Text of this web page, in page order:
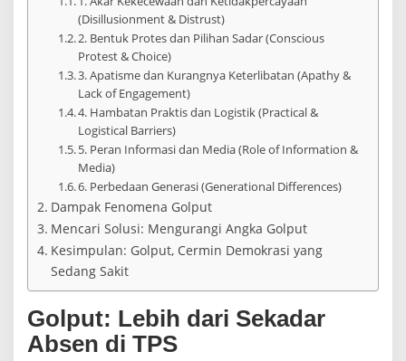
r
-
a
k
a
K
e
t
i
a
p
e
d
a
n
P
(Disillusionment & Distrust)
2. Bentuk Protes dan Pilihan Sadar (Conscious
Protest & Choice)
3. Apatisme dan Kurangnya Keterlibatan (Apathy &
Lack of Engagement)
4. Hambatan Praktis dan Logistik (Practical &
Logistical Barriers)
5. Peran Informasi dan Media (Role of Information &
Media)
6. Perbedaan Generasi (Generational Differences)
Dampak Fenomena Golput
Mencari Solusi: Mengurangi Angka Golput
Kesimpulan: Golput, Cermin Demokrasi yang
Sedang Sakit
Golput: Lebih dari Sekadar
Absen di TPS